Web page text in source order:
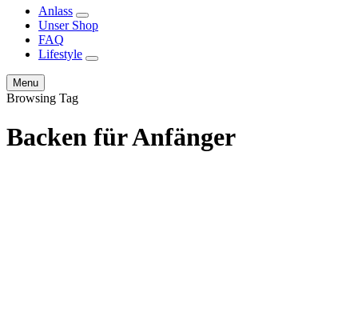
Anlass
expand
child
Unser Shop
FAQ
Lifestyle
expand
Search
Menu
Browsing Tag
Backen für Anfänger